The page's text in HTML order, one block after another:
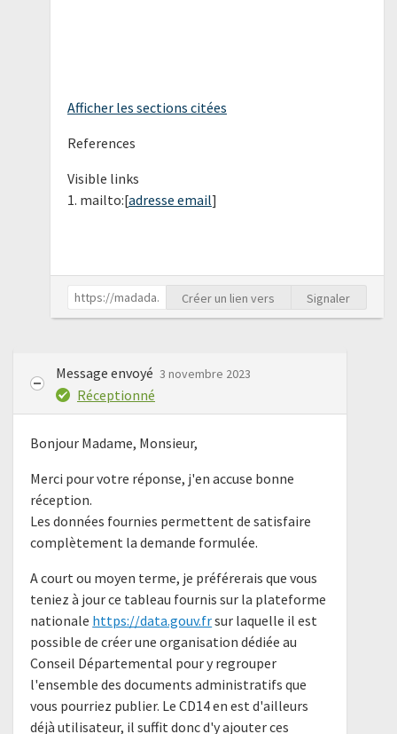
Afficher les sections citées
References
Visible links
1. mailto:[adresse email]
Créer un lien vers Signaler
Message envoyé 3 novembre 2023
Réceptionné
Bonjour Madame, Monsieur,
Merci pour votre réponse, j'en accuse bonne
réception.
Les données fournies permettent de satisfaire
complètement la demande formulée.
A court ou moyen terme, je préférerais que vous
teniez à jour ce tableau fournis sur la plateforme
nationale https://data.gouv.frsur laquelle il est
possible de créer une organisation dédiée au
Conseil Départemental pour y regrouper
l'ensemble des documents administratifs que
vous pourriez publier. Le CD14 en est d'ailleurs
déjà utilisateur, il suffit donc d'y ajouter ces